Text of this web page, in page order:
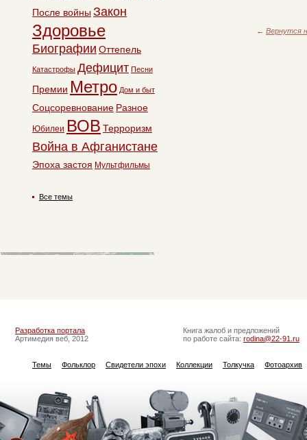
← Вернутся
После войны Закон
Здоровье
Биографии Оттепель
Катастрофы Дефицит Песни
Премии Метро Дом и быт
Соцсоревнование Разное
Юбилеи ВОВ Терроризм
Война в Афганистане
Эпоха застоя Мультфильмы
Все темы
Разработка портала
Артимедия веб, 2012
Книга жалоб и предложений
по работе сайта: rodina@22-91.ru
Темы Фольклор Свидетели эпохи Коллекции Толкучка Фотоархив